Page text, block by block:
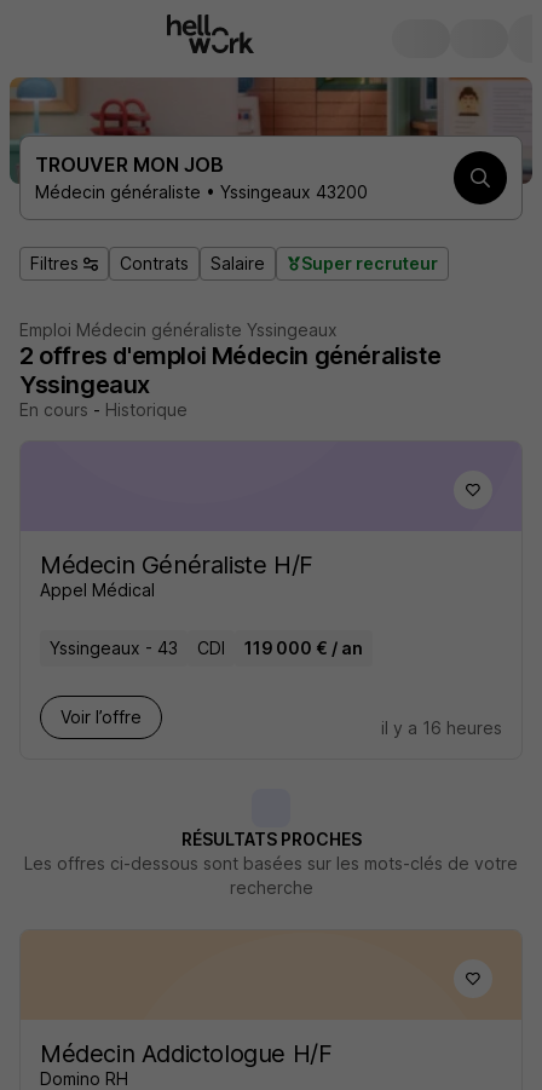
TROUVER MON JOB
Médecin généraliste • Yssingeaux 43200
Filtres Contrats Salaire Super recruteur
Emploi Médecin généraliste Yssingeaux
2 offres d'emploi Médecin généraliste
Yssingeaux
En cours - Historique
Médecin Généraliste H/F
Appel Médical
Yssingeaux - 43 CDI 119 000 € / an
Voir l’offre
il y a 16 heures
RÉSULTATS PROCHES
Les offres ci-dessous sont basées sur les mots-clés de votre
recherche
Médecin Addictologue H/F
Domino RH